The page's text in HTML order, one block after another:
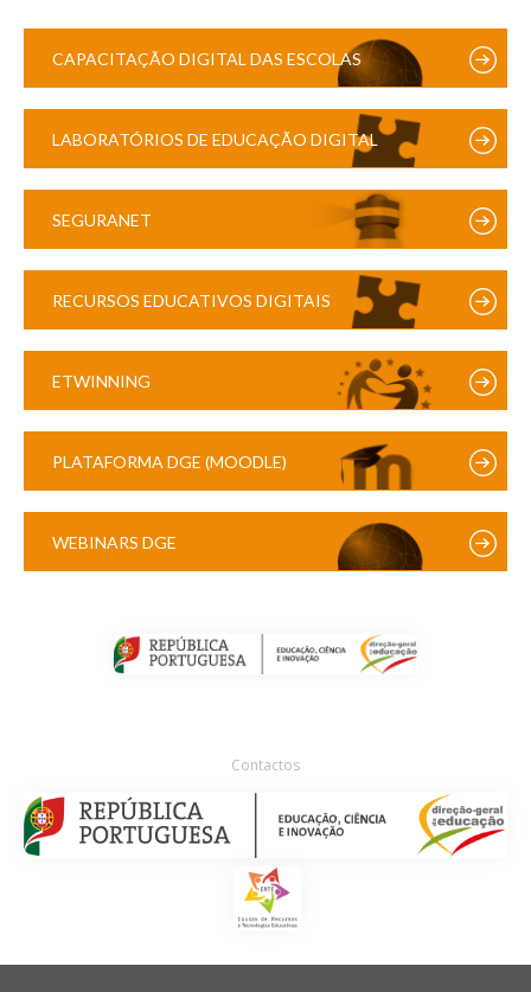
CAPACITAÇÃO DIGITAL DAS ESCOLAS
LABORATÓRIOS DE EDUCAÇÃO DIGITAL
SEGURANET
RECURSOS EDUCATIVOS DIGITAIS
ETWINNING
PLATAFORMA DGE (MOODLE)
WEBINARS DGE
Contactos